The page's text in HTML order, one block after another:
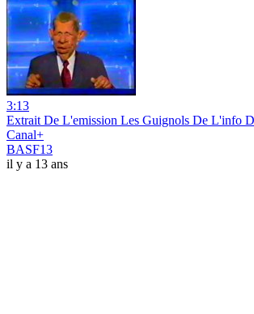
3:13
Extrait De L'emission Les Guignols De L'info
Canal+
BASF13
il y a 13 ans